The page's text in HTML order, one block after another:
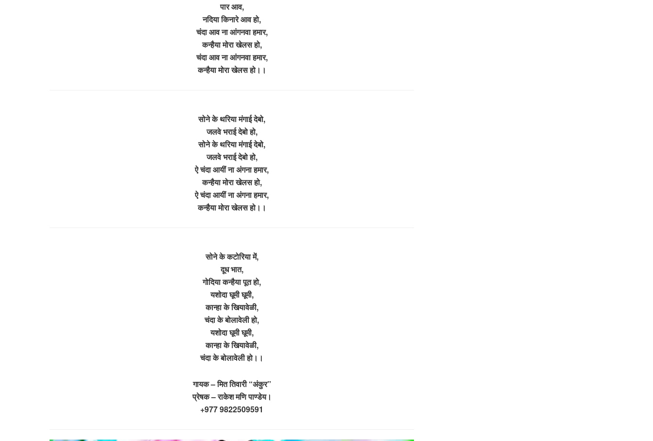
पार आव,
नदिया किनारे आव हो,
चंदा आव ना आंगनवा हमार,
कन्हैया मोरा खेलस हो,
चंदा आव ना आंगनवा हमार,
कन्हैया मोरा खेलस हो।।
सोने के थरिया मंगाई देबो,
जलवे भराई देबो हो,
सोने के थरिया मंगाई देबो,
जलवे भराई देबो हो,
ऐ चंदा आयीं ना अंगना हमार,
कन्हैया मोरा खेलस हो,
ऐ चंदा आयीं ना अंगना हमार,
कन्हैया मोरा खेलस हो।।
सोने के कटोरिया में,
दूध भात,
गोदिया कन्हैया पूत हो,
यशोदा घूमी घूमी,
कान्हा के खियावेळी,
चंदा के बोलावेली हो,
यशोदा घूमी घूमी,
कान्हा के खियावेळी,
चंदा के बोलावेली हो।।
गायक – मित तिवारी “अंकुर”
प्रेषक – राकेश मणि पाण्डेय।
+977 9822509591